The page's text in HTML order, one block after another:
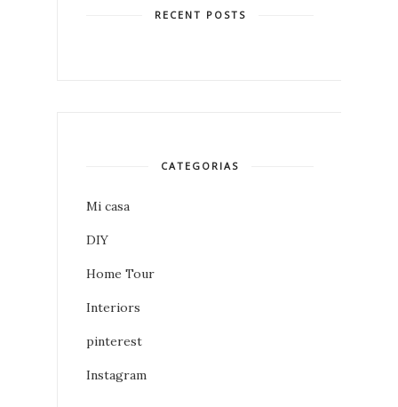
RECENT POSTS
CATEGORIAS
Mi casa
DIY
Home Tour
Interiors
pinterest
Instagram